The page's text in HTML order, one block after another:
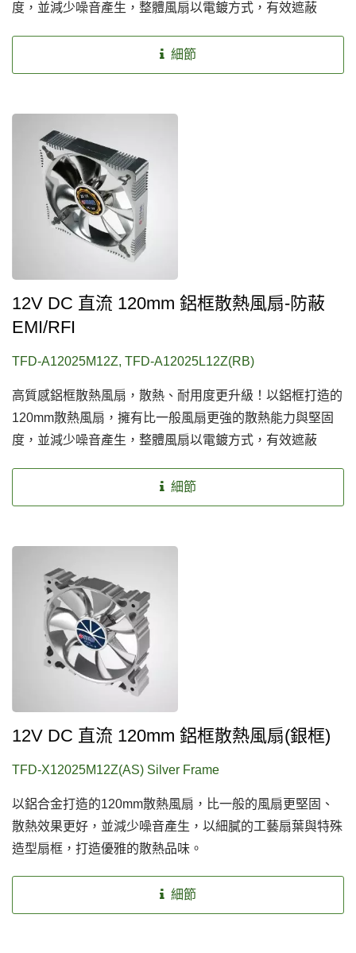
度，並減少噪音產生，整體風扇以電鍍方式，有效遮蔽
細節
12V DC 直流 120mm 鋁框散熱風扇-防蔽
EMI/RFI
TFD-A12025M12Z, TFD-A12025L12Z(RB)
高質感鋁框散熱風扇，散熱、耐用度更升級！以鋁框打造的
120mm散熱風扇，擁有比一般風扇更強的散熱能力與堅固
度，並減少噪音產生，整體風扇以電鍍方式，有效遮蔽
細節
12V DC 直流 120mm 鋁框散熱風扇(銀框)
TFD-X12025M12Z(AS) Silver Frame
以鋁合金打造的120mm散熱風扇，比一般的風扇更堅固、
散熱效果更好，並減少噪音產生，以細膩的工藝扇葉與特殊
造型扇框，打造優雅的散熱品味。
細節